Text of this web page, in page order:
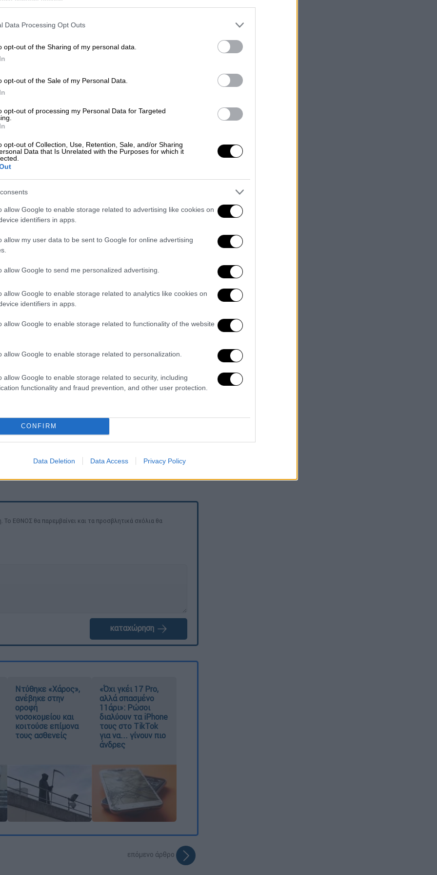
Data Processing Opt Outs
opt-out of the Sharing of my personal data.
opt-out of the Sale of my Personal Data.
opt-out of processing my Personal Data for Targeted
opt-out of Collection, Use, Retention, Sale, and/or Sharing
Data that Is Unrelated with the Purposes for which it
allow Google to enable storage related to advertising like cookies on
identifiers in apps.
allow my user data to be sent to Google for online advertising
allow Google to send me personalized advertising.
allow Google to enable storage related to analytics like cookies on
identifiers in apps.
allow Google to enable storage related to functionality of the website
allow Google to enable storage related to personalization.
allow Google to enable storage related to security, including
functionality and fraud prevention, and other user protection.
CONFIRM
Data Deletion Data Access Privacy Policy
τον θετό του πατέρα γιατί του
ενήλικος
Δικαστηρίου των ΗΠΑ: Καλό
Αρχών, τις πρώτες πρωινές ώρες της
ώρα Ελλάδας),
του από πυρά πρακτόρων τηςμυστικής
του Σερίφη της Κομητείας Παλμ
επιχείρησε να εισέλθει παράνομα
Μαρ-α-Λάγκο.
πύλη της ιδιοκτησίας, ενώ φέρεται να
και εύφλεκτο υλικό
της U.S. Secret Service
που προσπάθησε να παραβιάσει τα όρια
έχουν τεθεί σε προσωρινή
κανένας τραυματισμός
που ενεπλάκησαν
πλήρως οι συνθήκες της
Σαββατοκύριακου, καθώς βρισκόταν στον
του δράστη
παραμένει σε εξέλιξη
ανακοινωθεί ακόμα περαιτέρω
ΕΘΝΟΣ θα παρεμβαίνει και τα προσβλητικά σχόλια θα
καταχώρηση
Ντύθηκε «Χάρος»,
ανέβηκε στην
οροφή
νοσοκομείου και
κοιτούσε επίμονα
τους ασθενείς
«Όχι γκέι 17 Pro,
αλλά σπασμένο
11άρι»: Ρώσοι
διαλύουν τα iPhone
τους στο TikTok
για να... γίνουν πιο
άνδρες
επόμενο άρθρο